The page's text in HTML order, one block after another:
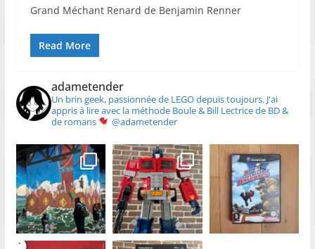
Grand Méchant Renard de Benjamin Renner
Read More
adametender
Un brin geek, passionnée de LEGO depuis toujours.J'ai
appris à lire avec la méthode Boule & Bill Lectrice de BD &
de romans
@adametender